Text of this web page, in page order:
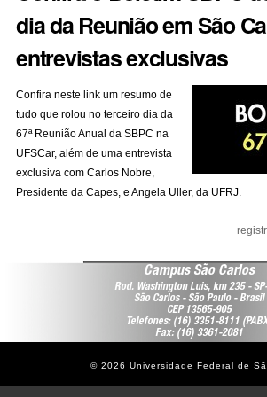
dia da Reunião em São
entrevistas exclusivas
Confiraneste link um resumo de
tudo que rolou no terceiro dia da
67ª Reunião Anual da SBPC na
UFSCar, além de uma entrevista
exclusiva com Carlos Nobre,
Presidente da Capes, e Angela Uller, da UFRJ.
Campus São Carlos
Rod. Washington Luis, km 235 -
São Carlos - São Paulo - Brasil
CEP 13565-905
Telefones: (16) 3351-8111
Fax: (16) 3361-2081
© 2026 Universidade Federal de